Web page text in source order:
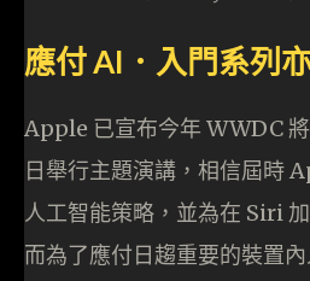
應付 AI．入門系列
Apple 已宣布今年 WWDC
日舉行主題演講，相信屆時
人工智能策略，並為在 Siri
而為了應付日趨重要的裝置